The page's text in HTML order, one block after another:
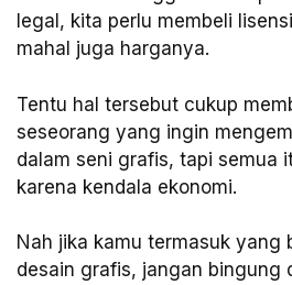
legal, kita perlu membeli
mahal juga harganya.
Tentu hal tersebut cukup
seseorang yang ingin
dalam seni grafis, tapi semua
karena kendala ekonomi.
Nah jika kamu termasuk yang
desain grafis, jangan bingung